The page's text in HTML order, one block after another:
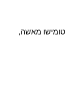
טומישו מאשה,